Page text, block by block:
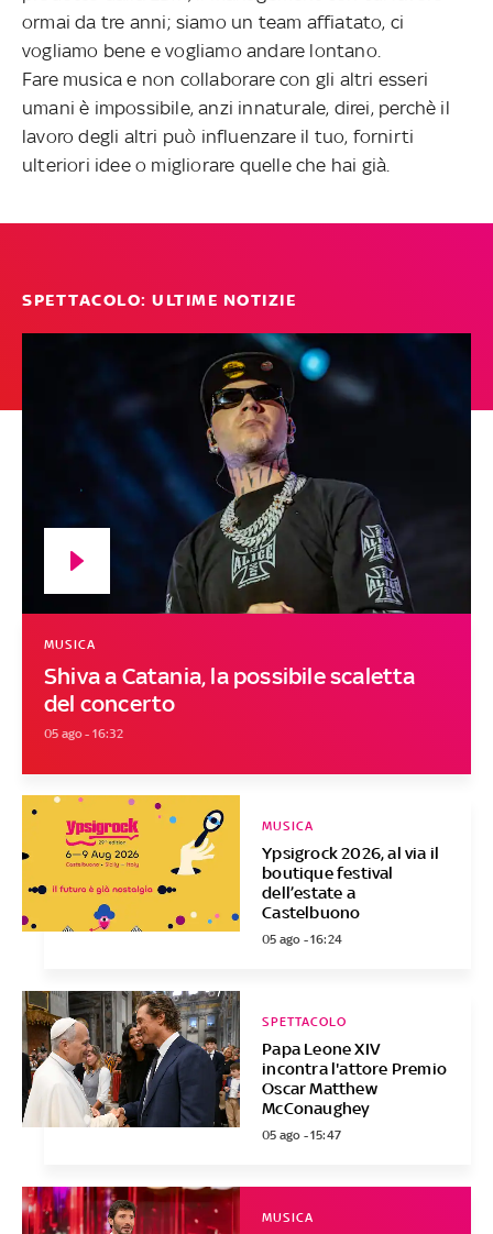
ormai da tre anni; siamo un team affiatato, ci
vogliamo bene e vogliamo andare lontano.
Fare musica e non collaborare con gli altri esseri
umani è impossibile, anzi innaturale, direi, perchè il
lavoro degli altri può influenzare il tuo, fornirti
ulteriori idee o migliorare quelle che hai già.
SPETTACOLO: ULTIME NOTIZIE
Shiva a Catania, la possibile scaletta
del concerto
MUSICA
05 ago - 16:32
Ypsigrock 2026, al via il
boutique festival
dell’estate a
Castelbuono
MUSICA
05 ago - 16:24
Papa Leone XIV
incontra l'attore Premio
Oscar Matthew
McConaughey
SPETTACOLO
05 ago - 15:47
MUSICA